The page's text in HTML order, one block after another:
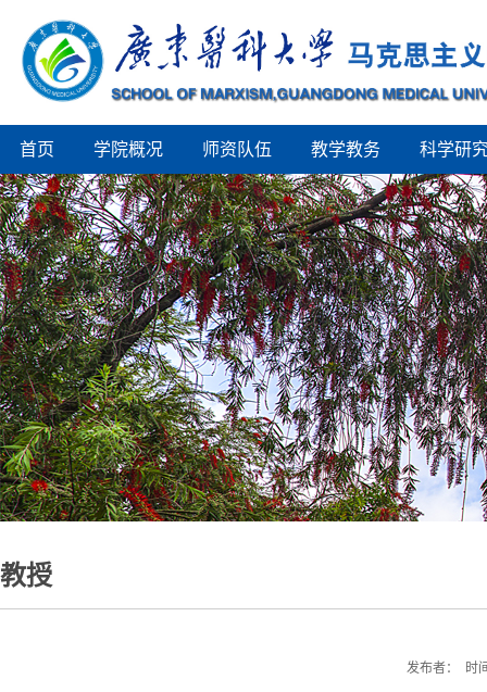
首页 学院概况 师资队伍 教学教务 科学研
教授
发布者： 时